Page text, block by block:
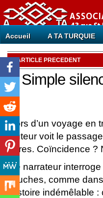
Accueil A TA TURQUIE
ARTICLE PRECEDENT
« Simple
Lors d’un voyage en
auteur voit le
livres. Coïncidence ?
Le narrateur
touches, comme
histoire indémêlable